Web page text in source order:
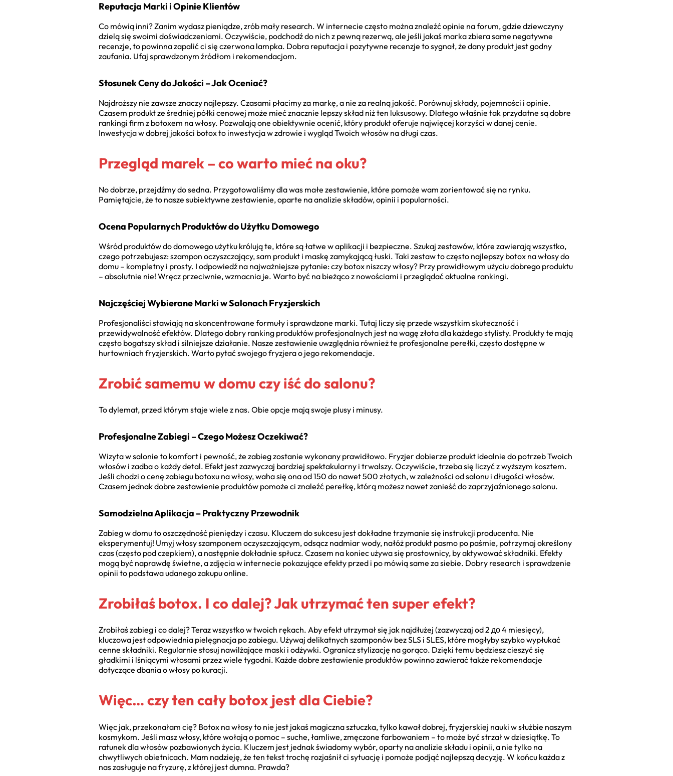
Reputacja Marki i Opinie Klientów
Co mówią inni? Zanim wydasz pieniądze, zrób mały research. W internecie często można znaleźć opinie na forum, gdzie dziewczyny
dzielą się swoimi doświadczeniami. Oczywiście, podchodź do nich z pewną rezerwą, ale jeśli jakaś marka zbiera same negatywne
recenzje, to powinna zapalić ci się czerwona lampka. Dobra reputacja i pozytywne recenzje to sygnał, że dany produkt jest godny
zaufania. Ufaj sprawdzonym źródłom i rekomendacjom.
Stosunek Ceny do Jakości – Jak Oceniać?
Najdroższy nie zawsze znaczy najlepszy. Czasami płacimy za markę, a nie za realną jakość. Porównuj składy, pojemności i opinie.
Czasem produkt ze średniej półki cenowej może mieć znacznie lepszy skład niż ten luksusowy. Dlatego właśnie tak przydatne są dobre
rankingi firm z botoxem na włosy. Pozwalają one obiektywnie ocenić, który produkt oferuje najwięcej korzyści w danej cenie.
Inwestycja w dobrej jakości botox to inwestycja w zdrowie i wygląd Twoich włosów na długi czas.
Przegląd marek – co warto mieć na oku?
No dobrze, przejdźmy do sedna. Przygotowaliśmy dla was małe zestawienie, które pomoże wam zorientować się na rynku.
Pamiętajcie, że to nasze subiektywne zestawienie, oparte na analizie składów, opinii i popularności.
Ocena Popularnych Produktów do Użytku Domowego
Wśród produktów do domowego użytku królują te, które są łatwe w aplikacji i bezpieczne. Szukaj zestawów, które zawierają wszystko,
czego potrzebujesz: szampon oczyszczający, sam produkt i maskę zamykającą łuski. Taki zestaw to często najlepszy botox na włosy do
domu – kompletny i prosty. I odpowiedź na najważniejsze pytanie: czy botox niszczy włosy? Przy prawidłowym użyciu dobrego produktu
– absolutnie nie! Wręcz przeciwnie, wzmacnia je. Warto być na bieżąco z nowościami i przeglądać aktualne rankingi.
Najczęściej Wybierane Marki w Salonach Fryzjerskich
Profesjonaliści stawiają na skoncentrowane formuły i sprawdzone marki. Tutaj liczy się przede wszystkim skuteczność i
przewidywalność efektów. Dlatego dobry ranking produktów profesjonalnych jest na wagę złota dla każdego stylisty. Produkty te mają
często bogatszy skład i silniejsze działanie. Nasze zestawienie uwzględnia również te profesjonalne perełki, często dostępne w
hurtowniach fryzjerskich. Warto pytać swojego fryzjera o jego rekomendacje.
Zrobić samemu w domu czy iść do salonu?
To dylemat, przed którym staje wiele z nas. Obie opcje mają swoje plusy i minusy.
Profesjonalne Zabiegi – Czego Możesz Oczekiwać?
Wizyta w salonie to komfort i pewność, że zabieg zostanie wykonany prawidłowo. Fryzjer dobierze produkt idealnie do potrzeb Twoich
włosów i zadba o każdy detal. Efekt jest zazwyczaj bardziej spektakularny i trwalszy. Oczywiście, trzeba się liczyć z wyższym kosztem.
Jeśli chodzi o cenę zabiegu botoxu na włosy, waha się ona od 150 do nawet 500 złotych, w zależności od salonu i długości włosów.
Czasem jednak dobre zestawienie produktów pomoże ci znaleźć perełkę, którą możesz nawet zanieść do zaprzyjaźnionego salonu.
Samodzielna Aplikacja – Praktyczny Przewodnik
Zabieg w domu to oszczędność pieniędzy i czasu. Kluczem do sukcesu jest dokładne trzymanie się instrukcji producenta. Nie
eksperymentuj! Umyj włosy szamponem oczyszczającym, odsącz nadmiar wody, nałóż produkt pasmo po paśmie, potrzymaj określony
czas (często pod czepkiem), a następnie dokładnie spłucz. Czasem na koniec używa się prostownicy, by aktywować składniki. Efekty
mogą być naprawdę świetne, a zdjęcia w internecie pokazujące efekty przed i po mówią same za siebie. Dobry research i sprawdzenie
opinii to podstawa udanego zakupu online.
Zrobiłaś botox. I co dalej? Jak utrzymać ten super efekt?
Zrobiłaś zabieg i co dalej? Teraz wszystko w twoich rękach. Aby efekt utrzymał się jak najdłużej (zazwyczaj od 2 до 4 miesięcy),
kluczowa jest odpowiednia pielęgnacja po zabiegu. Używaj delikatnych szamponów bez SLS i SLES, które mogłyby szybko wypłukać
cenne składniki. Regularnie stosuj nawilżające maski i odżywki. Ogranicz stylizację na gorąco. Dzięki temu będziesz cieszyć się
gładkimi i lśniącymi włosami przez wiele tygodni. Każde dobre zestawienie produktów powinno zawierać także rekomendacje
dotyczące dbania o włosy po kuracji.
Więc… czy ten cały botox jest dla Ciebie?
Więc jak, przekonałam cię? Botox na włosy to nie jest jakaś magiczna sztuczka, tylko kawał dobrej, fryzjerskiej nauki w służbie naszym
kosmykom. Jeśli masz włosy, które wołają o pomoc – suche, łamliwe, zmęczone farbowaniem – to może być strzał w dziesiątkę. To
ratunek dla włosów pozbawionych życia. Kluczem jest jednak świadomy wybór, oparty na analizie składu i opinii, a nie tylko na
chwytliwych obietnicach. Mam nadzieję, że ten tekst trochę rozjaśnił ci sytuację i pomoże podjąć najlepszą decyzję. W końcu każda z
nas zasługuje na fryzurę, z której jest dumna. Prawda?